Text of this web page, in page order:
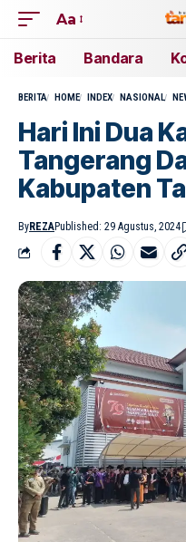
Aa
Berita Bandara
BERITA HOME INDEX NASIONAL
Hari Ini Dua
Tangerang
Kabupaten
ByREZAPublished: 29 Agustus, 2024